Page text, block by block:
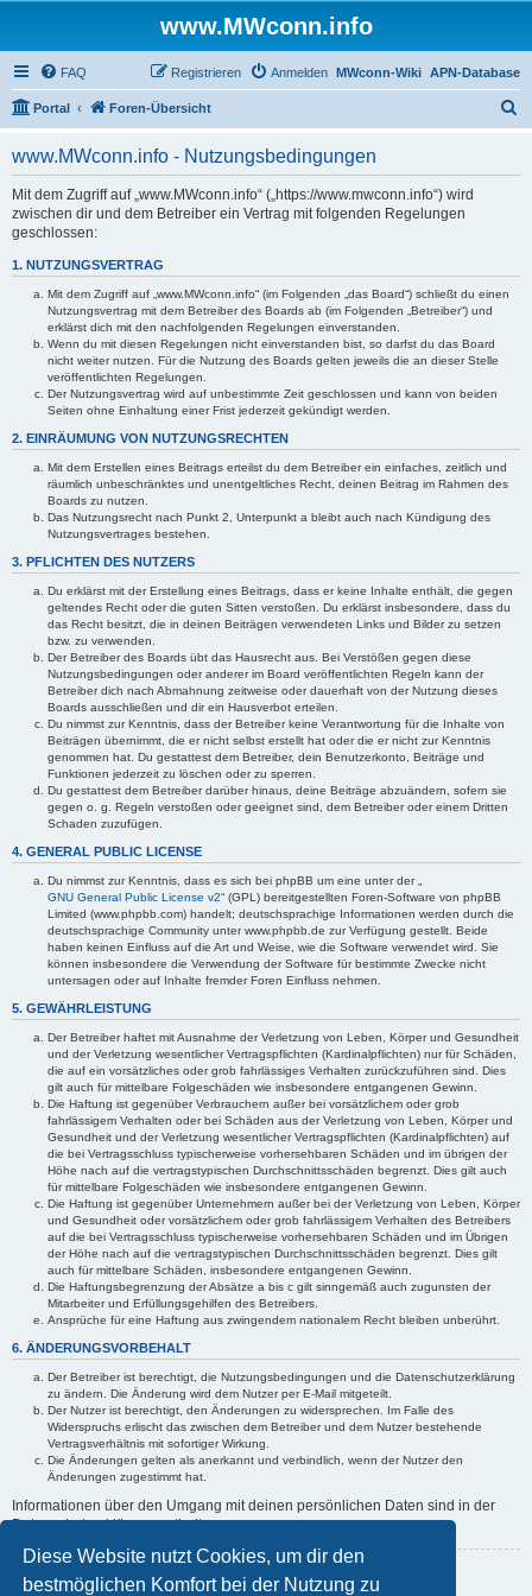
Diese Website nutzt Cookies, um dir den
bestmöglichen Komfort bei der Nutzung zu
www.MWconn.info
FAQ APN-Database
MWconn-Wiki
Anmelden
Registrieren
Portal Foren-Übersicht
www.MWconn.info - Nutzungsbedingungen
Mit dem Zugriff auf „www.MWconn.info“ („https://www.mwconn.info“) wird
zwischen dir und dem Betreiber ein Vertrag mit folgenden Regelungen
geschlossen:
1. NUTZUNGSVERTRAG
Mit dem Zugriff auf „www.MWconn.info“ (im Folgenden „das Board“) schließt du einen
Nutzungsvertrag mit dem Betreiber des Boards ab (im Folgenden „Betreiber“) und
erklärst dich mit den nachfolgenden Regelungen einverstanden.
Wenn du mit diesen Regelungen nicht einverstanden bist, so darfst du das Board
nicht weiter nutzen. Für die Nutzung des Boards gelten jeweils die an dieser Stelle
veröffentlichten Regelungen.
Der Nutzungsvertrag wird auf unbestimmte Zeit geschlossen und kann von beiden
Seiten ohne Einhaltung einer Frist jederzeit gekündigt werden.
2. EINRÄUMUNG VON NUTZUNGSRECHTEN
Mit dem Erstellen eines Beitrags erteilst du dem Betreiber ein einfaches, zeitlich und
räumlich unbeschränktes und unentgeltliches Recht, deinen Beitrag im Rahmen des
Boards zu nutzen.
Das Nutzungsrecht nach Punkt 2, Unterpunkt a bleibt auch nach Kündigung des
Nutzungsvertrages bestehen.
3. PFLICHTEN DES NUTZERS
Du erklärst mit der Erstellung eines Beitrags, dass er keine Inhalte enthält, die gegen
geltendes Recht oder die guten Sitten verstoßen. Du erklärst insbesondere, dass du
das Recht besitzt, die in deinen Beiträgen verwendeten Links und Bilder zu setzen
bzw. zu verwenden.
Der Betreiber des Boards übt das Hausrecht aus. Bei Verstößen gegen diese
Nutzungsbedingungen oder anderer im Board veröffentlichten Regeln kann der
Betreiber dich nach Abmahnung zeitweise oder dauerhaft von der Nutzung dieses
Boards ausschließen und dir ein Hausverbot erteilen.
Du nimmst zur Kenntnis, dass der Betreiber keine Verantwortung für die Inhalte von
Beiträgen übernimmt, die er nicht selbst erstellt hat oder die er nicht zur Kenntnis
genommen hat. Du gestattest dem Betreiber, dein Benutzerkonto, Beiträge und
Funktionen jederzeit zu löschen oder zu sperren.
Du gestattest dem Betreiber darüber hinaus, deine Beiträge abzuändern, sofern sie
gegen o. g. Regeln verstoßen oder geeignet sind, dem Betreiber oder einem Dritten
Schaden zuzufügen.
4. GENERAL PUBLIC LICENSE
Du nimmst zur Kenntnis, dass es sich bei phpBB um eine unter der „
GNU General Public License v2“ (GPL) bereitgestellten Foren-Software von phpBB
Limited (www.phpbb.com) handelt; deutschsprachige Informationen werden durch die
deutschsprachige Community unter www.phpbb.de zur Verfügung gestellt. Beide
haben keinen Einfluss auf die Art und Weise, wie die Software verwendet wird. Sie
können insbesondere die Verwendung der Software für bestimmte Zwecke nicht
untersagen oder auf Inhalte fremder Foren Einfluss nehmen.
5. GEWÄHRLEISTUNG
Der Betreiber haftet mit Ausnahme der Verletzung von Leben, Körper und Gesundheit
und der Verletzung wesentlicher Vertragspflichten (Kardinalpflichten) nur für Schäden,
die auf ein vorsätzliches oder grob fahrlässiges Verhalten zurückzuführen sind. Dies
gilt auch für mittelbare Folgeschäden wie insbesondere entgangenen Gewinn.
Die Haftung ist gegenüber Verbrauchern außer bei vorsätzlichem oder grob
fahrlässigem Verhalten oder bei Schäden aus der Verletzung von Leben, Körper und
Gesundheit und der Verletzung wesentlicher Vertragspflichten (Kardinalpflichten) auf
die bei Vertragsschluss typischerweise vorhersehbaren Schäden und im übrigen der
Höhe nach auf die vertragstypischen Durchschnittsschäden begrenzt. Dies gilt auch
für mittelbare Folgeschäden wie insbesondere entgangenen Gewinn.
Die Haftung ist gegenüber Unternehmern außer bei der Verletzung von Leben, Körper
und Gesundheit oder vorsätzlichem oder grob fahrlässigem Verhalten des Betreibers
auf die bei Vertragsschluss typischerweise vorhersehbaren Schäden und im Übrigen
der Höhe nach auf die vertragstypischen Durchschnittsschäden begrenzt. Dies gilt
auch für mittelbare Schäden, insbesondere entgangenen Gewinn.
Die Haftungsbegrenzung der Absätze a bis c gilt sinngemäß auch zugunsten der
Mitarbeiter und Erfüllungsgehilfen des Betreibers.
Ansprüche für eine Haftung aus zwingendem nationalem Recht bleiben unberührt.
6. ÄNDERUNGSVORBEHALT
Der Betreiber ist berechtigt, die Nutzungsbedingungen und die Datenschutzerklärung
zu ändern. Die Änderung wird dem Nutzer per E-Mail mitgeteilt.
Der Nutzer ist berechtigt, den Änderungen zu widersprechen. Im Falle des
Widerspruchs erlischt das zwischen dem Betreiber und dem Nutzer bestehende
Vertragsverhältnis mit sofortiger Wirkung.
Die Änderungen gelten als anerkannt und verbindlich, wenn der Nutzer den
Änderungen zugestimmt hat.
Informationen über den Umgang mit deinen persönlichen Daten sind in der
Datenschutzerklärung enthalten.
Zurück zur vorherigen Seite